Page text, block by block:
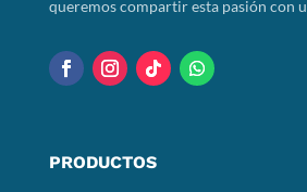
queremos compartir esta pasión con
PRODUCTOS